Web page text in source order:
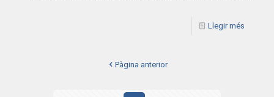
Llegir més
Pàgina anterior